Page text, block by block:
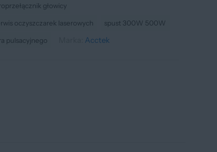
głowicy
oczyszczarek laserowych spust 300W 500W
pulsacyjnego Acctek